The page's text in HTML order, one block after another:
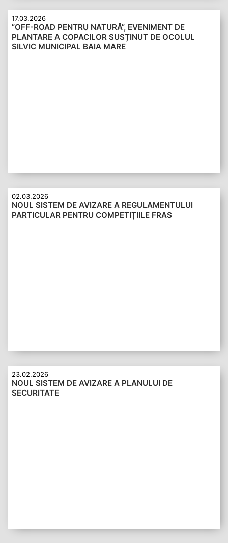
17.03.2026
”OFF-ROAD PENTRU NATURĂ”, EVENIMENT DE
PLANTARE A COPACILOR SUSȚINUT DE OCOLUL
SILVIC MUNICIPAL BAIA MARE
02.03.2026
NOUL SISTEM DE AVIZARE A REGULAMENTULUI
PARTICULAR PENTRU COMPETIȚIILE FRAS
23.02.2026
NOUL SISTEM DE AVIZARE A PLANULUI DE
SECURITATE